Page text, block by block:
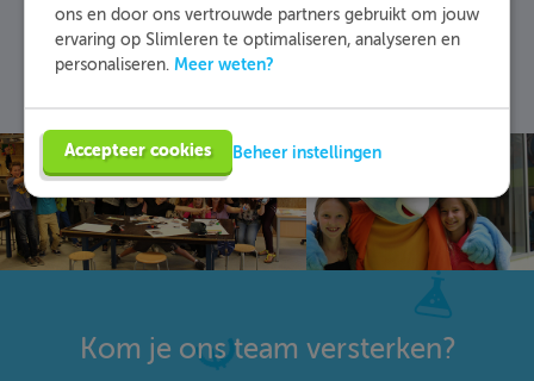
Kom je ons team versterken?
ons en door ons vertrouwde partners gebruikt om jouw
ervaring op Slimleren te optimaliseren, analyseren en
personaliseren. Meer weten?
Accepteer cookies Beheer instellingen